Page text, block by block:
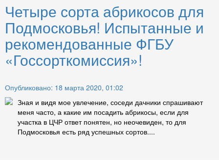
Четыре сорта абрикосов для
Подмосковья! Испытанные и
рекомендованные ФГБУ
«Госсорткомиссия»!
Опубликовано: 18 марта 2020, 01:02
Зная и видя мое увлечение, соседи дачники спрашивают
меня часто, а какие им посадить абрикосы, если для
участка в ЦЧР ответ понятен, но неочевиден, то для
Подмосковья есть ряд успешных сортов....